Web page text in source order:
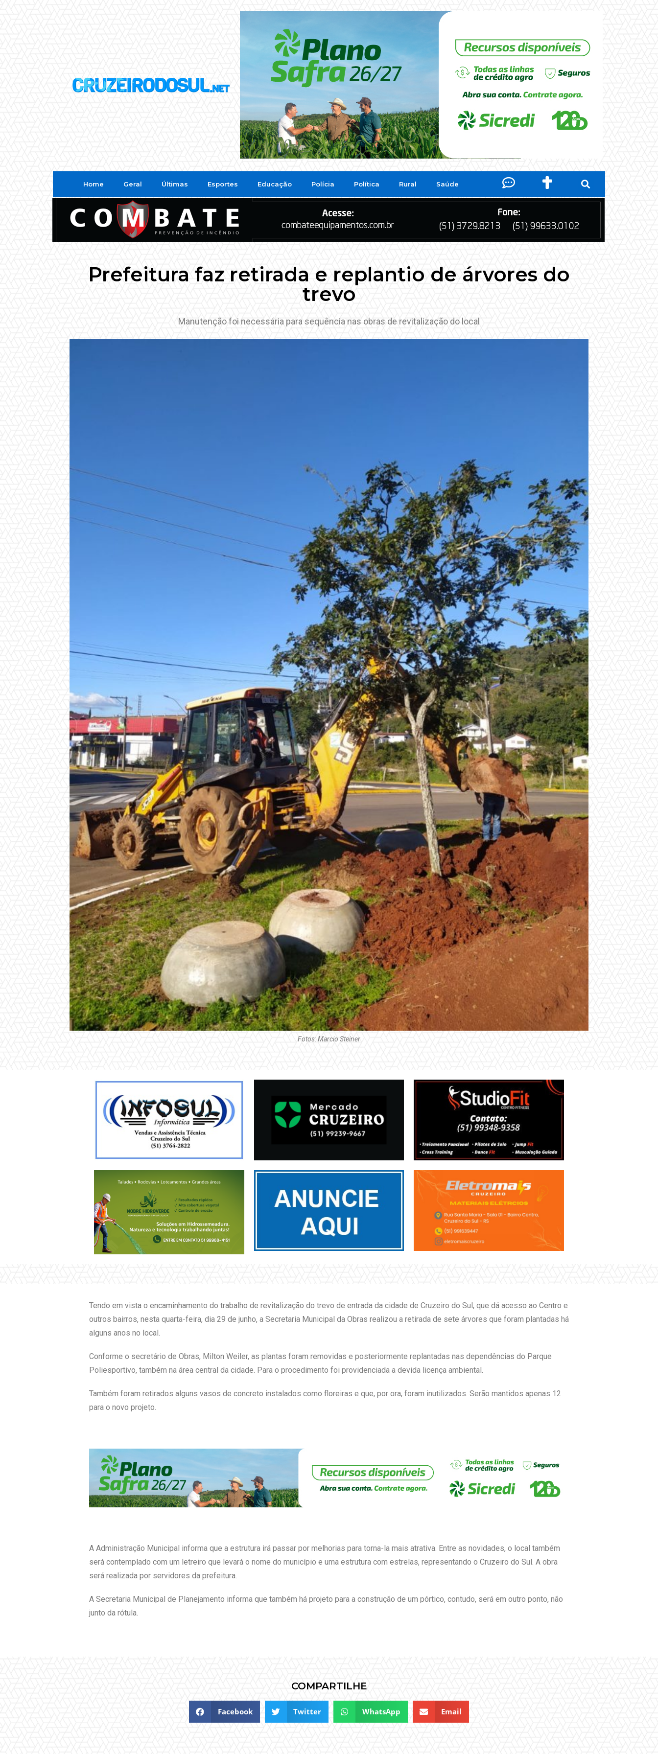
Home Geral Últimas Esportes Educação Polícia Política Rural Saúde
Prefeitura faz retirada e replantio de árvores do
trevo
Manutenção foi necessária para sequência nas obras de revitalização do local
Fotos: Marcio Steiner
Tendo em vista o encaminhamento do trabalho de revitalização do trevo de entrada da cidade de Cruzeiro do Sul, que dá acesso ao Centro e
outros bairros, nesta quarta-feira, dia 29 de junho, a Secretaria Municipal da Obras realizou a retirada de sete árvores que foram plantadas há
alguns anos no local.
Conforme o secretário de Obras, Milton Weiler, as plantas foram removidas e posteriormente replantadas nas dependências do Parque
Poliesportivo, também na área central da cidade. Para o procedimento foi providenciada a devida licença ambiental.
Também foram retirados alguns vasos de concreto instalados como floreiras e que, por ora, foram inutilizados. Serão mantidos apenas 12
para o novo projeto.
A Administração Municipal informa que a estrutura irá passar por melhorias para torna-la mais atrativa. Entre as novidades, o local também
será contemplado com um letreiro que levará o nome do município e uma estrutura com estrelas, representando o Cruzeiro do Sul. A obra
será realizada por servidores da prefeitura.
A Secretaria Municipal de Planejamento informa que também há projeto para a construção de um pórtico, contudo, será em outro ponto, não
junto da rótula.
COMPARTILHE
Facebook Twitter WhatsApp Email